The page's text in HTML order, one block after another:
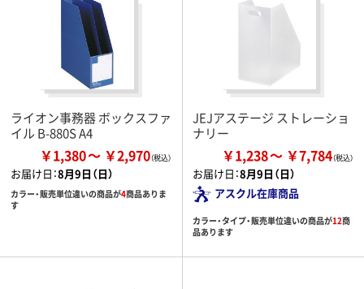
ライオン事務器 ボックスファ
イル B-880S A4
￥1,380 ￥2,970
お届け日：8月9日（日）
カラー・販売単位違いの商品が4商品ありま
す
JEJアステージ ストレーショ
ナリー
￥1,238 ￥7,784
お届け日：8月9日（日）
アスクル在庫商品
カラー・タイプ・販売単位違いの商品が12商
品あります